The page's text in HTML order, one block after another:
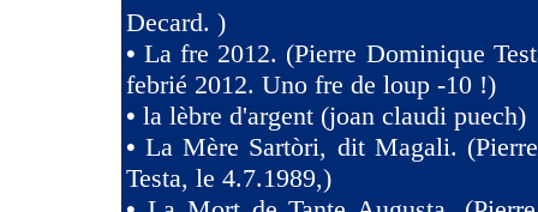
Decard. )
•La fre 2012. (Pierre Dominique
febrié 2012. Uno fre de loup -10 !)
• la lèbre d'argent (joan claudi puech)
•La Mère Sartòri, dit Magali.
Testa, le 4.7.1989,)